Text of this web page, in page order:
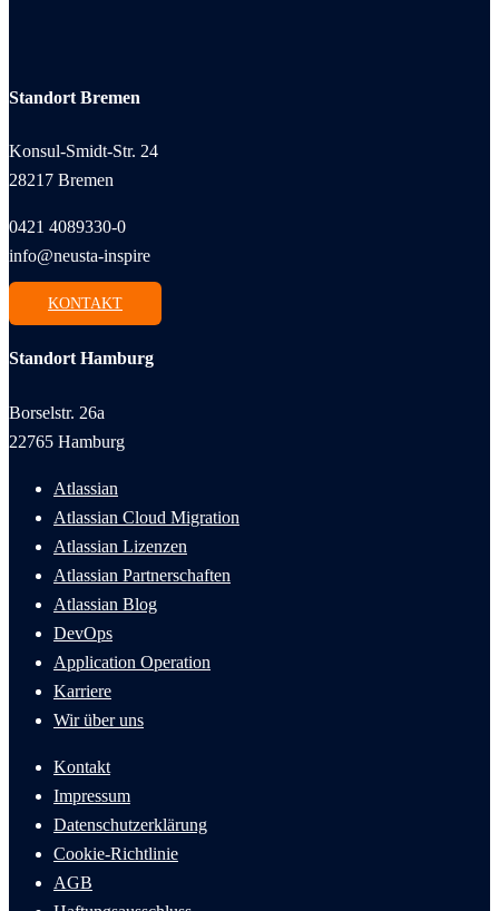
Standort Bremen
Konsul-Smidt-Str. 24
28217 Bremen
0421 4089330-0
info@neusta-inspire
KONTAKT
Standort Hamburg
Borselstr. 26a
22765 Hamburg
Atlassian
Atlassian Cloud Migration
Atlassian Lizenzen
Atlassian Partnerschaften
Atlassian Blog
DevOps
Application Operation
Karriere
Wir über uns
Kontakt
Impressum
Datenschutzerklärung
Cookie-Richtlinie
AGB